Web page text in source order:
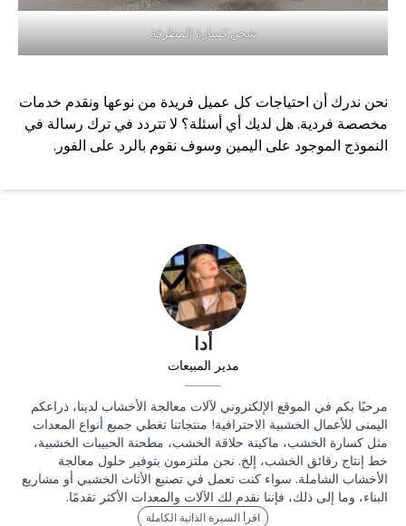
شحن كسارة المطرقة
نحن ندرك أن احتياجات كل عميل فريدة من نوعها ونقدم خدمات
مخصصة فردية. هل لديك أي أسئلة؟ لا تتردد في ترك رسالة في
النموذج الموجود على اليمين وسوف نقوم بالرد على الفور.
أدا
مدير المبيعات
مرحبًا بكم في الموقع الإلكتروني لآلات معالجة الأخشاب لدينا، ذراعكم
اليمنى للأعمال الخشبية الاحترافية! منتجاتنا تغطي جميع أنواع المعدات
مثل كسارة الخشب، ماكينة حلاقة الخشب، مطحنة الحبيبات الخشبية،
خط إنتاج رقائق الخشب، إلخ. نحن ملتزمون بتوفير حلول معالجة
الأخشاب الشاملة. سواء كنت تعمل في تصنيع الأثاث الخشبي أو مشاريع
البناء، وما إلى ذلك، فإننا نقدم لك الآلات والمعدات الأكثر تقدمًا.
اقرأ السيرة الذاتية الكاملة